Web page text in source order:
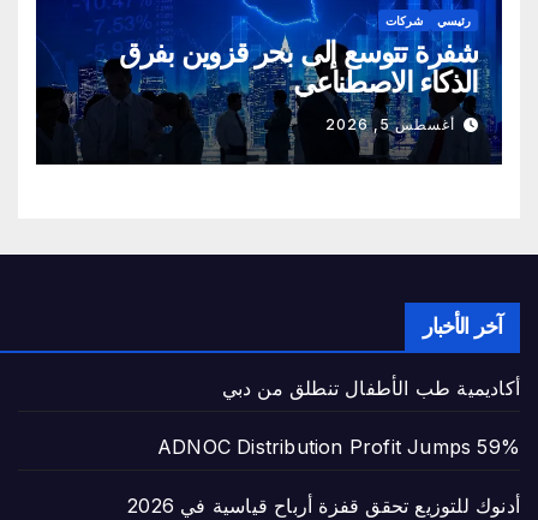
رئيسي شركات
شفرة تتوسع إلى بحر قزوين بفرق
الذكاء الاصطناعي
أغسطس 5, 2026
آخر الأخبار
أكاديمية طب الأطفال تنطلق من دبي
ADNOC Distribution Profit Jumps 59%
أدنوك للتوزيع تحقق قفزة أرباح قياسية في 2026